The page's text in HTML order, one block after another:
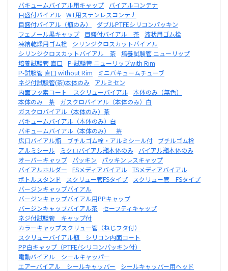
バキュームバイアル用キャップ
バイアルコンテナ
目盛付バイアル
WT用ステンレスコンテナ
目盛付バイアル（瓶のみ）
ダブルPTFEシリコンパッキン
フェノール黒キャップ
目盛付バイアル 茶
液状用ゴム栓
凍結乾燥用ゴム栓
シリンジクロスカットバイアル
シリンジクロスカットバイアル 茶
培養試験管 ニューリップ
培養試験管 直口
P-試験管 ニューリップwith Rim
P-試験管 直口 without Rim
ミニバキュームチューブ
ネジ付試験管(茶)本体のみ
アルミセン
内面フッ素コート スクリューバイアル
本体のみ（無色）
本体のみ 茶
ガスクロバイアル（本体のみ）白
ガスクロバイアル（本体のみ）茶
バキュームバイアル（本体のみ）白
バキュームバイアル（本体のみ） 茶
広口バイアル瓶 ブチルゴム栓・アルミシール付
ブチルゴム栓
アルミシール
ミクロバイアル瓶本体のみ
バイアル瓶本体のみ
オーバーキャップ
パッキン
パッキンレスキャップ
バイアルホルダー
FSメディアバイアル
TSメディアバイアル
ボトルスタンド
スクリュー管FSタイプ
スクリュー管 FSタイプ
バージンキャップバイアル
バージンキャップバイアル用PPキャップ
バージンキャップバイアル茶
セーフティキャップ
ネジ付試験管 キャップ付
カラーキャップスクリュー管（ねじフタ付）
スクリューバイアル瓶 シリコン内面コート
PP白キャップ（PTFE/シリコンパッキン付）
電動バイアル シールキャッパー
エアーバイアル シールキャッパー
シールキャッパー用ヘッド